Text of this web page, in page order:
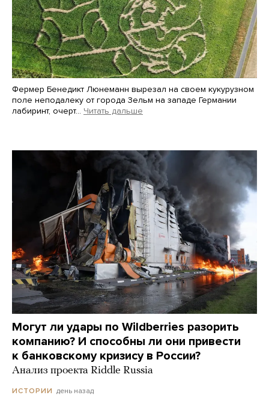
Фермер Бенедикт Люнеманн вырезал на своем кукурузном
поле неподалеку от города Зельм на западе Германии
лабиринт, очерт… Читать дальше
Могут ли удары по Wildberries разорить
компанию? И способны ли они привести
к банковскому кризису в России?
Анализ проекта Riddle Russia
ИСТОРИИ день назад